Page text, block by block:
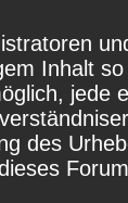
Inhalt
jede
des